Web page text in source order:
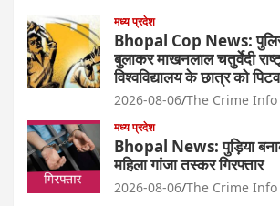
मध्य प्रदेश
Bhopal Cop News:
बुलाकर माखनलाल चतुर्वेदी
विश्वविद्यालय के छात्र को
2026-08-06 The Crime
मध्य प्रदेश
Bhopal News: पुड़िया
महिला गांजा तस्कर गिरफ्तार
2026-08-06 The Crime